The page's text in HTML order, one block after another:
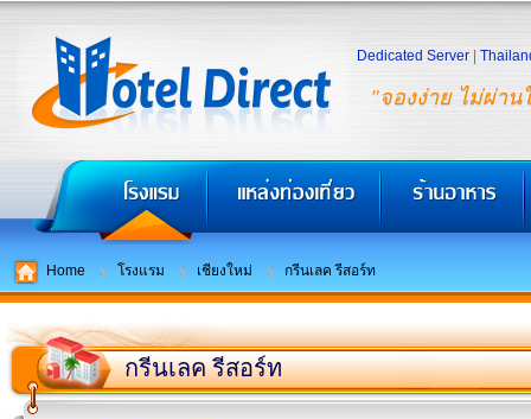
"จองง่าย ไม่ผ่าน
Dedicated Server
Home โรงแรม เชียงใหม่ กรีนเลค รีสอร์ท
กรีนเลค รีสอร์ท